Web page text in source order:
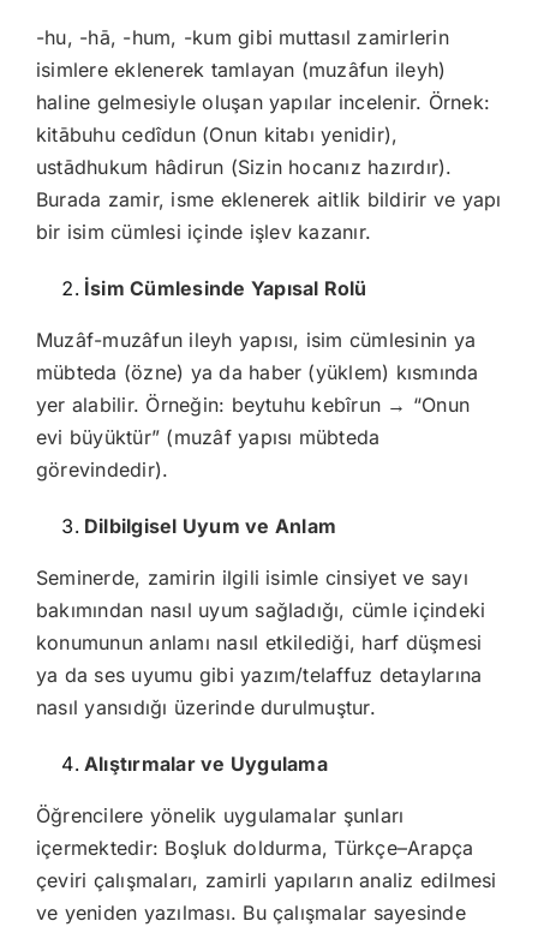
-hu, -hā, -hum, -kum gibi muttasıl zamirlerin
isimlere eklenerek tamlayan (muzâfun ileyh)
haline gelmesiyle oluşan yapılar incelenir. Örnek:
kitābuhu cedîdun (Onun kitabı yenidir),
ustādhukum hâdirun (Sizin hocanız hazırdır).
Burada zamir, isme eklenerek aitlik bildirir ve yapı
bir isim cümlesi içinde işlev kazanır.
İsim Cümlesinde Yapısal Rolü
Muzâf-muzâfun ileyh yapısı, isim cümlesinin ya
mübteda (özne) ya da haber (yüklem) kısmında
yer alabilir. Örneğin: beytuhu kebîrun → “Onun
evi büyüktür” (muzâf yapısı mübteda
görevindedir).
Dilbilgisel Uyum ve Anlam
Seminerde, zamirin ilgili isimle cinsiyet ve sayı
bakımından nasıl uyum sağladığı, cümle içindeki
konumunun anlamı nasıl etkilediği, harf düşmesi
ya da ses uyumu gibi yazım/telaffuz detaylarına
nasıl yansıdığı üzerinde durulmuştur.
Alıştırmalar ve Uygulama
Öğrencilere yönelik uygulamalar şunları
içermektedir: Boşluk doldurma, Türkçe–Arapça
çeviri çalışmaları, zamirli yapıların analiz edilmesi
ve yeniden yazılması. Bu çalışmalar sayesinde